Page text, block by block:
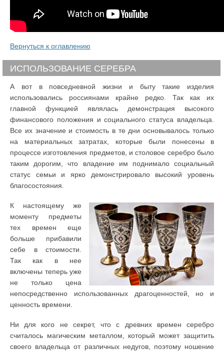
Вернуться к оглавлению
ИСПОЛЬЗОВАНИЕ СЕРЕБРА
А вот в повседневной жизни и быту такие изделия
использовались россиянами крайне редко. Так как их
главной функцией являлась демонстрация высокого
финансового положения и социального статуса владельца.
Все их значение и стоимость в те дни основывалось только
на материальных затратах, которые были понесены в
процессе изготовления предметов, и столовое серебро было
таким дорогим, что владение им поднимало социальный
статус семьи и ярко демонстрировало высокий уровень
благосостояния.
К настоящему же
моменту предметы
тех времен еще
больше прибавили
себе в стоимости.
Так как в нее
включены теперь уже
не только цена
непосредственно использованных драгоценностей, но и
ценность времени.
Ни для кого не секрет, что с древних времен серебро
считалось магическим металлом, который может защитить
своего владельца от различных недугов, поэтому ношение